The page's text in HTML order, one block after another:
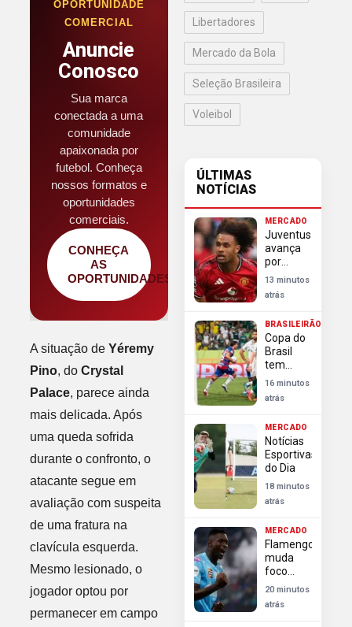
OPORTUNIDADE
COMERCIAL
Anuncie
Conosco
Sua marca
conectada a uma
comunidade
apaixonada por
futebol. Conheça
nossos formatos e
oportunidades
comerciais.
CONHEÇA
AS
OPORTUNIDADES
A situação de Yéremy
Pino, do Crystal
Palace, parece ainda
mais delicada. Após
uma queda sofrida
durante o confronto, o
atacante segue em
avaliação com suspeita
de uma fratura na
clavícula esquerda.
Mesmo lesionado, o
jogador optou por
permanecer em campo
Libertadores
Mercado da Bola
Seleção Brasileira
Voleibol
ÚLTIMAS
NOTÍCIAS
MERCADO
Juventus
avança
por
empréstimo
de
Zirkzee
do
Manchester
United
13 minutos
atrás
BRASILEIRÃO
Copa do
Brasil
tem
quartas
de final
dominadas
clubes da
Série A
16 minutos
atrás
MERCADO
Notícias
Esportivas
do Dia
18 minutos
atrás
MERCADO
Flamengo
muda
foco
após
Almada
e investe
20 minutos
atrás